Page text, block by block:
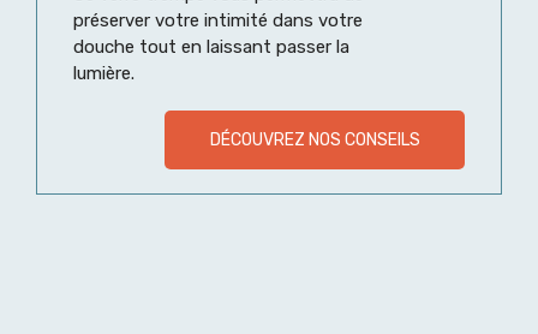
préserver votre intimité dans votre
douche tout en laissant passer la
lumière.
DÉCOUVREZ NOS CONSEILS